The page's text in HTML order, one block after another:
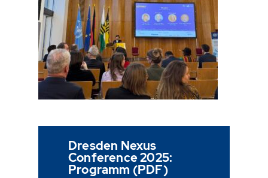
Dresden Nexus
Conference 2025:
Programm (PDF)